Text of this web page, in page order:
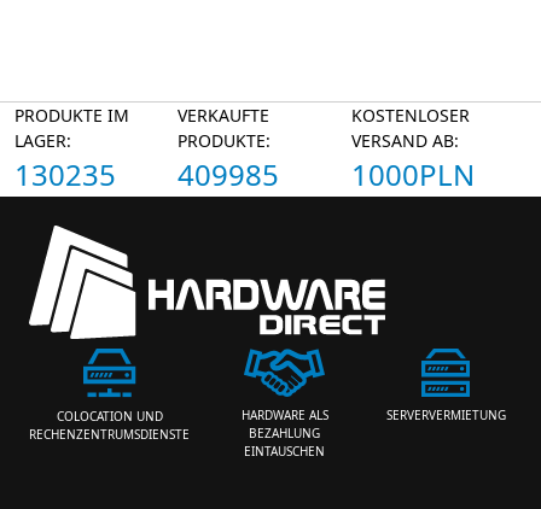
PRODUKTE IM
LAGER:
130235
VERKAUFTE
PRODUKTE:
409985
KOSTENLOSER
VERSAND AB:
1000PLN
COLOCATION UND
RECHENZENTRUMSDIENSTE
HARDWARE ALS
BEZAHLUNG
EINTAUSCHEN
SERVERVERMIETUNG